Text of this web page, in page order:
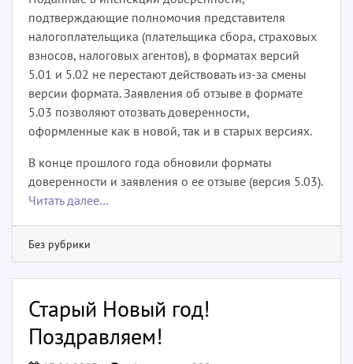
подтверждающие полномочия представителя
налогоплательщика (плательщика сбора, страховых
взносов, налоговых агентов), в форматах версий
5.01 и 5.02 не перестают действовать из-за смены
версии формата. Заявления об отзыве в формате
5.03 позволяют отозвать доверенности,
оформленные как в новой, так и в старых версиях.
В конце прошлого года обновили форматы
доверенности и заявления о ее отзыве (версия 5.03).
Читать далее…
Без рубрики
Старый Новый год!
Поздравляем!